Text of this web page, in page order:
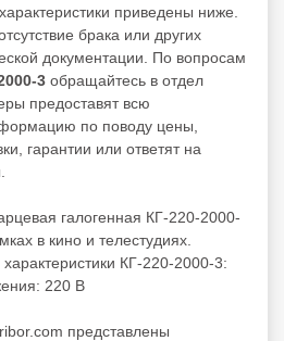
приведены ниже.
брака или других
документации. По вопросам
3 обращайтесь в отдел
предоставят всю
по поводу цены,
гарантии или ответят на
галогенная КГ-220-2000-
в кино и телестудиях.
КГ-220-2000-3:
220 В
представлены